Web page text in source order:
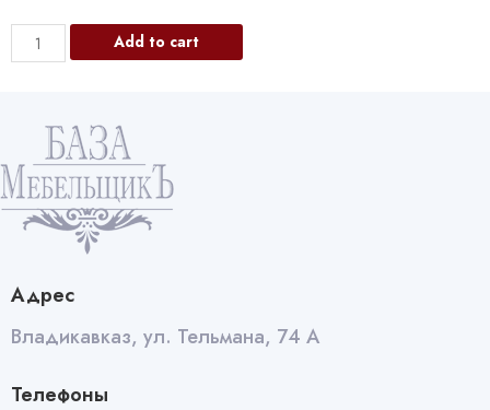
НАПРАВЛЯЮЩИЕ
КОРИЧНЕВЫЕ
quantity
Add to cart
Адрес
Владикавказ, ул. Тельмана, 74 А
Телефоны